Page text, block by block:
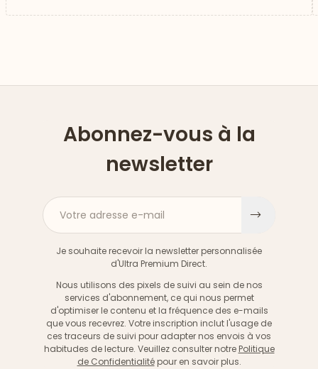
Abonnez-vous à la
newsletter
Votre adresse e-mail
Je souhaite recevoir la newsletter personnalisée
d'Ultra Premium Direct.
Nous utilisons des pixels de suivi au sein de nos
services d'abonnement, ce qui nous permet
d'optimiser le contenu et la fréquence des e-mails
que vous recevrez. Votre inscription inclut l'usage de
ces traceurs de suivi pour adapter nos envois à vos
habitudes de lecture. Veuillez consulter notre Politique
de Confidentialitépour en savoir plus.